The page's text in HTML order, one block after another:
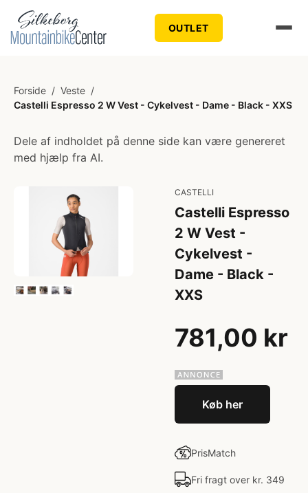
OUTLET
Forside / Veste /
Castelli Espresso 2 W Vest - Cykelvest - Dame - Black - XXS
Dele af indholdet på denne side kan være genereret
med hjælp fra AI.
CASTELLI
Castelli Espresso
2 W Vest -
Cykelvest -
Dame - Black -
XXS
781,00 kr
Køb her
PrisMatch
Fri fragt over kr. 349